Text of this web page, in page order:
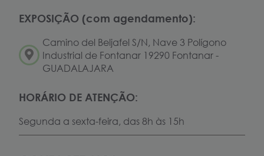
EXPOSIÇÃO (com agendamento):
Camino del Beljafel S/N, Nave 3 Polígono
Industrial de Fontanar 19290 Fontanar -
GUADALAJARA
HORÁRIO DE ATENÇÃO:
Segunda a sexta-feira, das 8h às 15h